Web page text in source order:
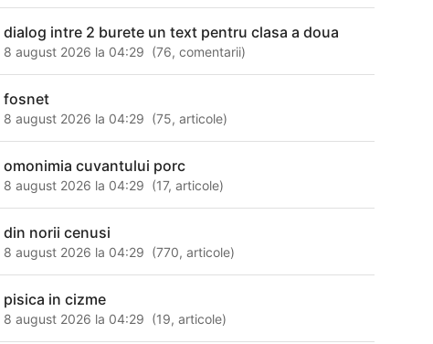
dialog intre 2 burete un text pentru clasa a doua
8 august 2026 la 04:29 (76,comentarii)
fosnet
8 august 2026 la 04:29 (75,articole)
omonimia cuvantului porc
8 august 2026 la 04:29 (17,articole)
din norii cenusi
8 august 2026 la 04:29 (770,articole)
pisica in cizme
8 august 2026 la 04:29 (19,articole)